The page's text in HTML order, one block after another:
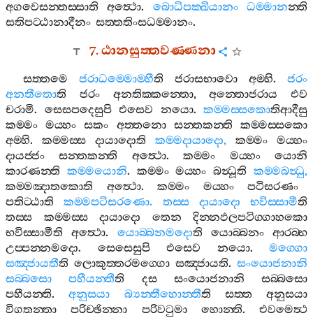
අගවෙසන‍්තස‍්සාති
අත්‍ථො. බොධිපක‍්ඛියානං ධම‍්මානන‍්ති
සතිපට‍්ඨානාදීනං සත‍්තතිංසධම‍්මානං.
7.ඨානසුත‍්තවණ‍්ණනා
සත‍්තමෙ ජරාධම‍්මොම‍්හීති ජරාසභාවො අම‍්හි. ජරං
අනතීතොති ජරං අනතික‍්කන‍්තො,අන‍්තොජරාය
එව
චරාමි. සෙසපදෙසුපි එසෙව නයො. කම‍්මස‍්සකොතිආදීසු
කම‍්මං මය‍්හං සකං අත‍්තනො සන‍්තකන‍්ති
කම‍්මස‍්සකො
අම‍්හි. කම‍්මස‍්ස දායාදොති කම‍්මදායාදො, කම‍්මං
මය‍්හං
දායජ‍්ජං
සන‍්තකන‍්ති අත්‍ථො.කම‍්මං මය‍්හං
යොනි
කාරණන‍්ති කම‍්මයොනි. කම‍්මං මය‍්හං බන්‍ධූති කම‍්මබන්‍ධු,
කම‍්මඤාතකොති
අත්‍ථො.කම‍්මං මය‍්හං
පටිසරණං
පතිට‍්ඨාති
කම‍්මපටිසරණො. තස‍්ස දායාදො භවිස‍්සාමීති
තස‍්ස
කම‍්මස‍්ස දායාදො තෙන
දින‍්නඵලපටිග‍්ගාහකො
භවිස‍්සාමීති
අත්‍ථො. යොබ‍්බනමදොති යොබ‍්බනං
ආරබ‍්භ
උප‍්පන‍්නමදො. සෙසෙසුපි එසෙව නයො. මග‍්ගො
සඤ‍්ජායතීති ලොකුත‍්තරමග‍්ගො සඤ‍්ජායති. සංයොජනානි
සබ‍්බසො
පහීයන‍්තීති දස සංයොජනානි
සබ‍්බසො
පහීයන‍්ති.අනුසයා බ්‍යන‍්තීහොන‍්තීති සත‍්ත
අනුසයා
විගතන‍්තා
පරිච‍්ඡින‍්නා පරිවටුමා හොන‍්ති. එවමෙත්‍ථ